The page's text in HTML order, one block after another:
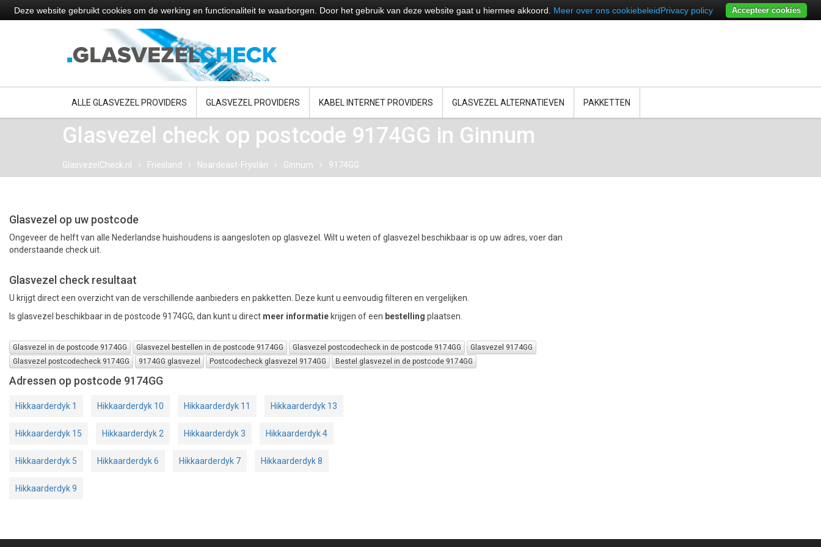
ALLE GLASVEZEL PROVIDERS GLASVEZEL PROVIDERS KABEL INTERNET PROVIDERS GLASVEZEL ALTERNATIEVEN PAKKETTEN
Glasvezel check op postcode 9174GG in Ginnum
GlasvezelCheck.nl Friesland Noardeast-Fryslân Ginnum 9174GG
Glasvezel op uw postcode
Ongeveer de helft van alle Nederlandse huishoudens is aangesloten op glasvezel. Wilt u weten of glasvezel beschikbaar is op uw adres, voer dan
onderstaande check uit.
Glasvezel check resultaat
U krijgt direct een overzicht van de verschillende aanbieders en pakketten. Deze kunt u eenvoudig filteren en vergelijken.
Is glasvezel beschikbaar in de postcode 9174GG, dan kunt u direct meer informatie krijgen of een bestelling plaatsen.
Glasvezel in de postcode 9174GG Glasvezel bestellen in de postcode 9174GG Glasvezel postcodecheck in de postcode 9174GG
Glasvezel 9174GG
Glasvezel postcodecheck 9174GG
9174GG glasvezel Postcodecheck glasvezel 9174GG Bestel glasvezel in de postcode 9174GG
Adressen op postcode 9174GG
Hikkaarderdyk 1 Hikkaarderdyk 10 Hikkaarderdyk 11 Hikkaarderdyk 13
Hikkaarderdyk 15 Hikkaarderdyk 2 Hikkaarderdyk 3 Hikkaarderdyk 4
Hikkaarderdyk 5 Hikkaarderdyk 6 Hikkaarderdyk 7 Hikkaarderdyk 8
Hikkaarderdyk 9
Deze website gebruikt cookies om de werking en functionaliteit te waarborgen. Door het gebruik van deze website gaat u hiermee akkoord. Meer over ons cookiebeleidPrivacy policy Accepteer cookies